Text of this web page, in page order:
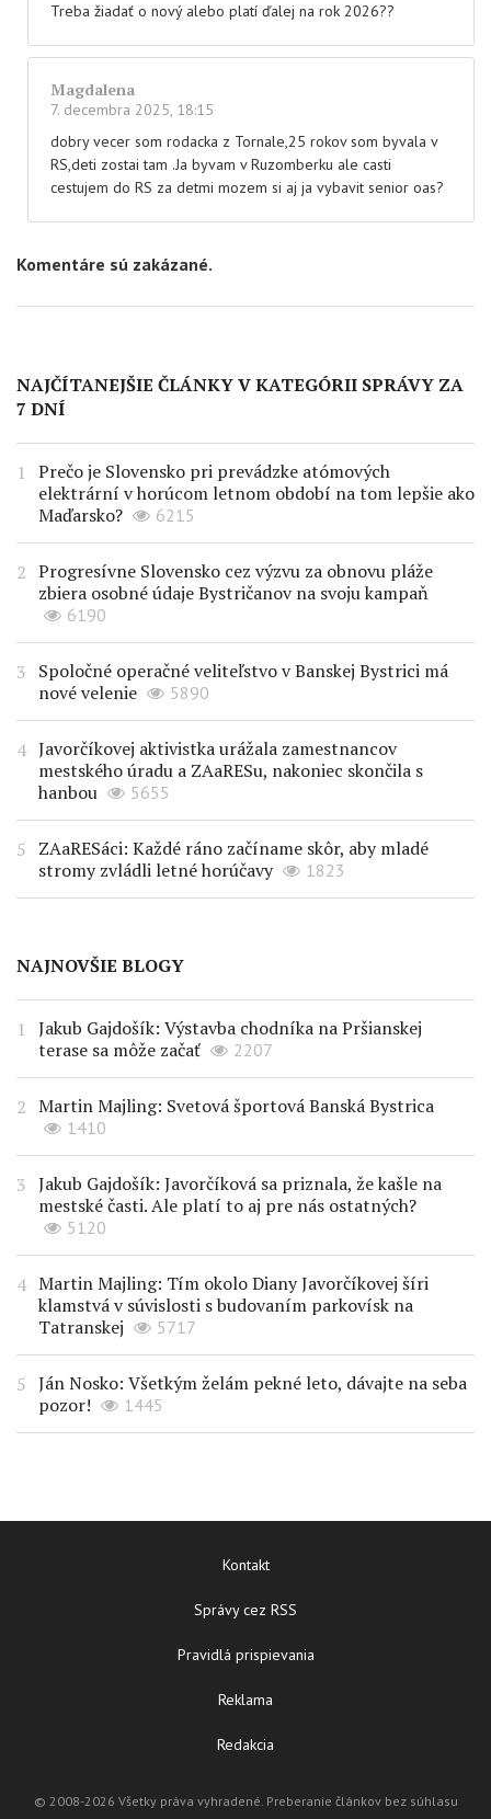
Treba žiadať o nový alebo platí ďalej na rok 2026??
Magdalena
7. decembra 2025, 18:15
dobry vecer som rodacka z Tornale,25 rokov som byvala v
RS,deti zostai tam .Ja byvam v Ruzomberku ale casti
cestujem do RS za detmi mozem si aj ja vybavit senior oas?
Komentáre sú zakázané.
NAJČÍTANEJŠIE ČLÁNKY V KATEGÓRII SPRÁVY ZA
7 DNÍ
Prečo je Slovensko pri prevádzke atómových
elektrární v horúcom letnom období na tom lepšie ako
Maďarsko?
6215
Progresívne Slovensko cez výzvu za obnovu pláže
zbiera osobné údaje Bystričanov na svoju kampaň
6190
Spoločné operačné veliteľstvo v Banskej Bystrici má
nové velenie
5890
Javorčíkovej aktivistka urážala zamestnancov
mestského úradu a ZAaRESu, nakoniec skončila s
hanbou
5655
ZAaRESáci: Každé ráno začíname skôr, aby mladé
stromy zvládli letné horúčavy
1823
NAJNOVŠIE BLOGY
Jakub Gajdošík: Výstavba chodníka na Pršianskej
terase sa môže začať
2207
Martin Majling: Svetová športová Banská Bystrica
1410
Jakub Gajdošík: Javorčíková sa priznala, že kašle na
mestské časti. Ale platí to aj pre nás ostatných?
5120
Martin Majling: Tím okolo Diany Javorčíkovej šíri
klamstvá v súvislosti s budovaním parkovísk na
Tatranskej
5717
Ján Nosko: Všetkým želám pekné leto, dávajte na seba
pozor!
1445
Kontakt
Správy cez RSS
Pravidlá prispievania
Reklama
Redakcia
© 2008-2026 Všetky práva vyhradené. Preberanie článkov bez súhlasu